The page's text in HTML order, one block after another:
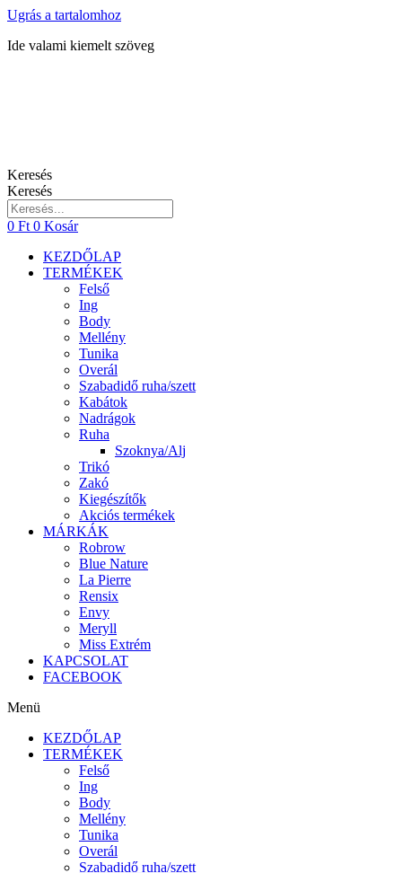
Ugrás a tartalomhoz
Ide valami kiemelt szöveg
Keresés
Keresés
0 Ft 0 Kosár
KEZDŐLAP
TERMÉKEK
Felső
Ing
Body
Mellény
Tunika
Overál
Szabadidő ruha/szett
Kabátok
Nadrágok
Ruha
Szoknya/Alj
Trikó
Zakó
Kiegészítők
Akciós termékek
MÁRKÁK
Robrow
Blue Nature
La Pierre
Rensix
Envy
Meryll
Miss Extrém
KAPCSOLAT
FACEBOOK
Menü
KEZDŐLAP
TERMÉKEK
Felső
Ing
Body
Mellény
Tunika
Overál
Szabadidő ruha/szett